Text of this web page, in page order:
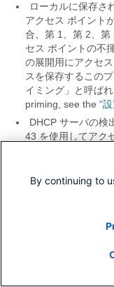
ローカルに保存さ
アクセス ポイント
合、第 1、第 2、第
セス ポイントの不
の展開用にアクセ
スを保存するこの
イミング」と呼ばれ
priming, see the “
DHCP サーバの検
43 を使用してアク
ます。DHCP オプ
プション 43 の設定
サーバ（DNS）を
By continuing to